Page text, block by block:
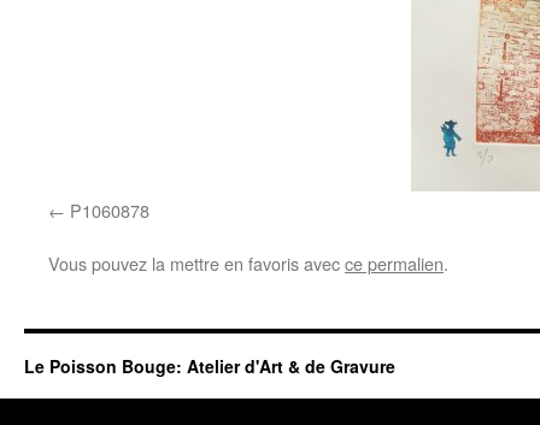
P1060878
Vous pouvez la mettre en favoris avecce permalien.
Le Poisson Bouge: Atelier d'Art & de Gravure